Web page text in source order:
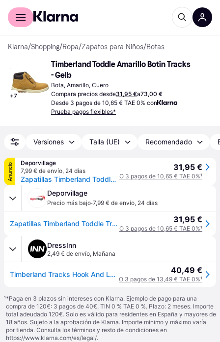
Comprar con Klarna
Klarna/Shopping/Ropa/Zapatos para Niños/Botas
+7
Timberland Toddle Amarillo Botin Tracks
- Gelb
Bota, Amarillo, Cuero
Compara precios desde31,95 €a73,00 €
Desde 3 pagos de 10,65 € TAE 0% con
Prueba pagos flexibles*
Versiones Talla (UE) Recomendado
Anuncio
Deporvillage
7,99 € de envío, 24 días
Zapatillas Timberland Toddle Tracks marrón bebé - 29 - Brown
31,95 €
O 3 pagos de 10,65 € TAE 0%¹
Deporvillage
Precio más bajo·7,99 € de envío, 24 días
Zapatillas Timberland Toddle Tracks marrón bebé - 29 - Brown 31,95 €
O 3 pagos de 10,65 € TAE 0%¹
DressInn
2,49 € de envío, Mañana
Timberland Tracks Hook And Loop Toddler Boots Marrón EU 25 Niños 40,49 €
O 3 pagos de 13,49 € TAE 0%¹
¹*Paga en 3 plazos sin intereses con Klarna. Ejemplo de pago para una
compra de 120€: 3 pagos de 40€, TIN 0 % TAE 0 %. Plazo: 2 meses. Importe
total adeudado 120€. Solo es válido para residentes en España y mayores de
18 años. Sujeto a la aprobación de Klarna. Importe mínimo y máximo varía
por tienda. Consulta los términos y resto de condiciones en
https://www.klarna.com/es/legal/.